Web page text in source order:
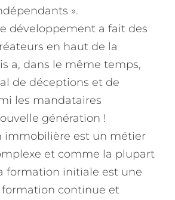
».
développement a fait des
en haut de la
a, dans le même temps,
de déceptions et de
les mandataires
génération !
immobilière est un métier
et comme la plupart
formation initiale est une
formation continue et